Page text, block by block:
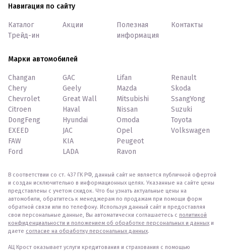
Навигация по сайту
Каталог
Трейд-ин
Акции
Полезная
информация
Контакты
Марки автомобилей
Changan
Chery
Chevrolet
Citroen
DongFeng
EXEED
FAW
Ford
GAC
Geely
Great Wall
Haval
Hyundai
JAC
KIA
LADA
Lifan
Mazda
Mitsubishi
Nissan
Omoda
Opel
Peugeot
Ravon
Renault
Skoda
SsangYong
Suzuki
Toyota
Volkswagen
В соответствии со ст. 437 ГК РФ, данный сайт не является публичной офертой
и создан исключительно в информационных целях. Указанные на сайте цены
представлены с учетом скидок. Что бы узнать актуальные цены на
автомобили, обратитесь к менеджерам по продажам при помощи форм
обратной связи или по телефону. Используя данный сайт и предоставляя
свои персональные данные, Вы автоматически соглашаетесь с политикой
конфиденциальности и положением об обработке персональных и данных и
даете согласие на обработку персональных данных.
АЦ Крост оказывает услуги кредитования и страхования с помощью